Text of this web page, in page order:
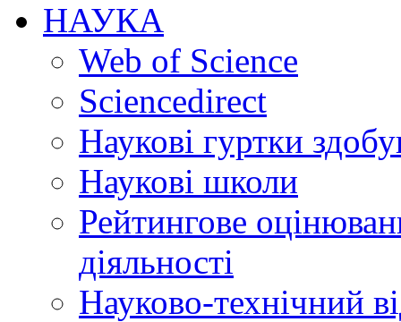
НАУКА
Web of Science
Sciencedirect
Наукові гуртки
Наукові школи
Рейтингове
діяльності
Науково-технічний